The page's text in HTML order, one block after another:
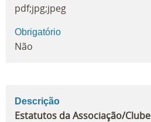
pdf;jpg;jpeg
Obrigatório
Não
Descrição
Estatutos da Associação/Clube